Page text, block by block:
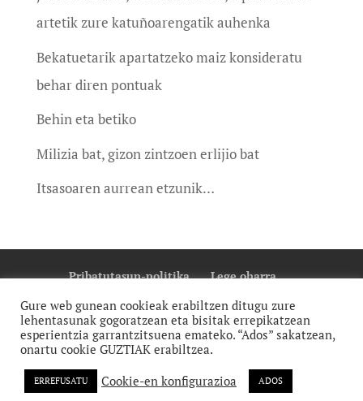
artetik zure katuñoarengatik auhenka
Bekatuetarik apartatzeko maiz konsideratu
behar diren pontuak
Behin eta betiko
Milizia bat, gizon zintzoen erlijio bat
Itsasoaren aurrean etzunik…
Pribatutasun-politika
Lege oharra
Cookie Politika
monti | diseinu grafikoa
Gure web gunean cookieak erabiltzen ditugu zure
lehentasunak gogoratzean eta bisitak errepikatzean
esperientzia garrantzitsuena emateko. “Ados” sakatzean,
onartu cookie GUZTIAK erabiltzea.
ERREFUSATU Cookie-en konfigurazioa ADOS